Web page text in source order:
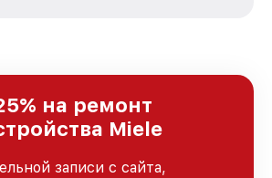
клиентов.
на ремонт
Miele
записи с сайта,